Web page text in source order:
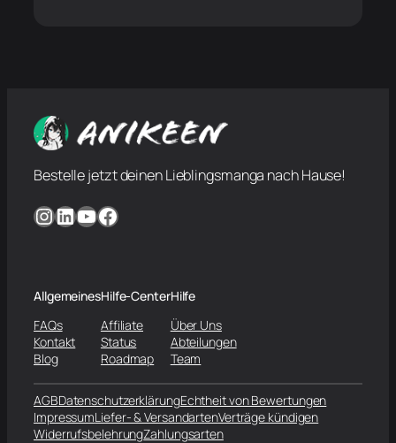
Bestelle jetzt deinen Lieblingsmanga nach Hause!
InstagramLinkedIn YouTube Facebook
Allgemeines
FAQs
Kontakt
Blog
Hilfe-Center
Affiliate
Status
Roadmap
Hilfe
Über Uns
Abteilungen
Team
AGBDatenschutzerklärungEchtheit von Bewertungen
ImpressumLiefer- & VersandartenVerträge kündigen
WiderrufsbelehrungZahlungsarten